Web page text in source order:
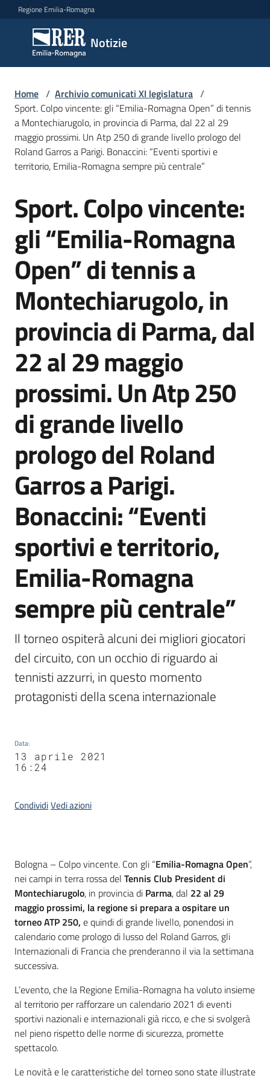
Vai al contenuto
Vai alla navigazione
Vai al footer
Regione Emilia-Romagna
Notizie
Notizie
Comunicati
stampa
Cerca
un
comunicato
Risorse
Agenzia
di
informazione
comunicazione
Seguici
su
Home / Archivio comunicati XI legislatura /
Sport. Colpo vincente: gli “Emilia-Romagna Open” di tennis
a Montechiarugolo, in provincia di Parma, dal 22 al 29
maggio prossimi. Un Atp 250 di grande livello prologo del
Roland Garros a Parigi. Bonaccini: “Eventi sportivi e
territorio, Emilia-Romagna sempre più centrale”
Salta al contenuto
Sport. Colpo vincente:
gli “Emilia-Romagna
Open” di tennis a
Montechiarugolo, in
provincia di Parma, dal
22 al 29 maggio
prossimi. Un Atp 250
di grande livello
prologo del Roland
Garros a Parigi.
Bonaccini: “Eventi
sportivi e territorio,
Emilia-Romagna
sempre più centrale”
Il torneo ospiterà alcuni dei migliori giocatori
del circuito, con un occhio di riguardo ai
tennisti azzurri, in questo momento
protagonisti della scena internazionale
Data:
13 aprile 2021
16:24
CondividiVedi azioni
Contenuto
Bologna – Colpo vincente. Con gli “Emilia-Romagna Open”,
nei campi in terra rossa del Tennis Club President di
Montechiarugolo, in provincia di Parma, dal 22 al 29
maggio prossimi, la regione si prepara a ospitare un
torneo ATP 250, e quindi di grande livello, ponendosi in
calendario come prologo di lusso del Roland Garros, gli
Internazionali di Francia che prenderanno il via la settimana
successiva.
L’evento, che la Regione Emilia-Romagna ha voluto insieme
al territorio per rafforzare un calendario 2021 di eventi
sportivi nazionali e internazionali già ricco, e che si svolgerà
nel pieno rispetto delle norme di sicurezza, promette
spettacolo.
Le novità e le caratteristiche del torneo sono state illustrate